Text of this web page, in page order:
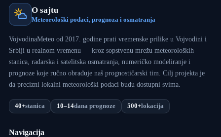
O sajtu
Meteorološki podaci, prognoza i osmatranja
VojvodinaMeteo od 2017. godine prati vremenske prilike u Vojvodini i
Srbiji u realnom vremenu — kroz sopstvenu mrežu meteoroloških
stanica, radarska i satelitska osmatranja, numeričko modeliranje i
prognoze koje ručno obrađuje naš prognostičarski tim. Cilj projekta je
da precizni lokalni meteorološki podaci budu dostupni svima.
40+stanica 10–14dana prognoze 500+lokacija
Navigacija